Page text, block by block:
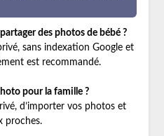
des photos de bébé ?
sans indexation Google et
est recommandé.
pour la famille ?
d’importer vos photos et
proches.